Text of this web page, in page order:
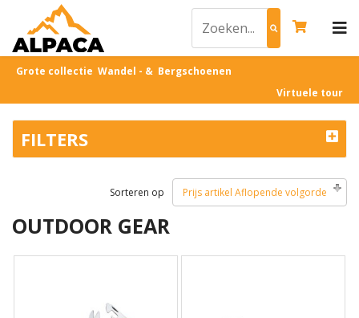
Grote collectie Wandel - & Bergschoenen
Virtuele tour
FILTERS
Sorteren op Prijs artikel Aflopende volgorde
OUTDOOR GEAR